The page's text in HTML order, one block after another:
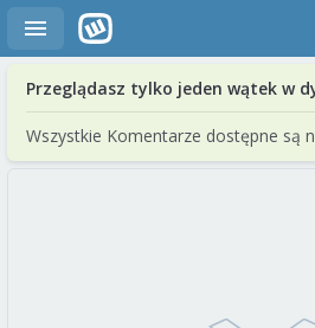
Przeglądasz tylko jeden wątek w
Wszystkie Komentarze dostępne są